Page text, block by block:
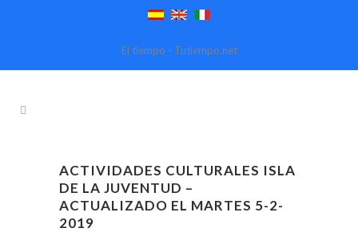
El tiempo - Tutiempo.net
ACTIVIDADES CULTURALES ISLA
DE LA JUVENTUD –
ACTUALIZADO EL MARTES 5-2-
2019